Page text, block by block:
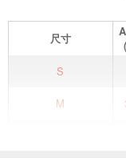
尺寸 A
S
M